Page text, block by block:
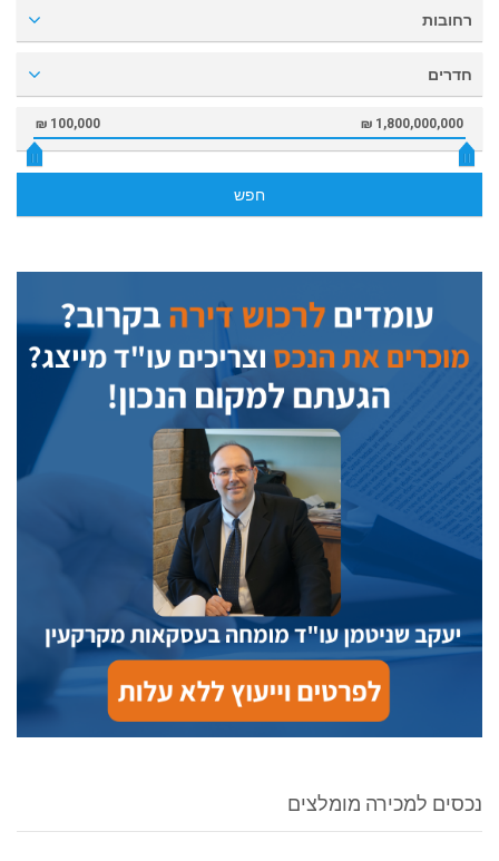
רחובות
חדרים
100,000 ₪ 1,800,000,000 ₪
חפש
נכסים למכירה מומלצים